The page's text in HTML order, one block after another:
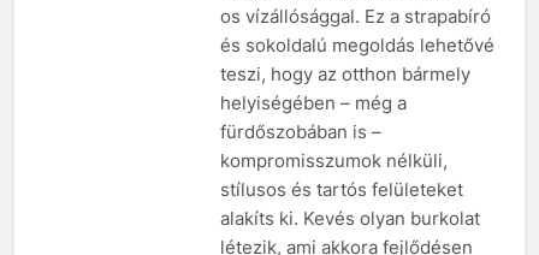
os vízállósággal. Ez a strapabíró
és sokoldalú megoldás lehetővé
teszi, hogy az otthon bármely
helyiségében – még a
fürdőszobában is –
kompromisszumok nélküli,
stílusos és tartós felületeket
alakíts ki. Kevés olyan burkolat
létezik, ami akkora fejlődésen